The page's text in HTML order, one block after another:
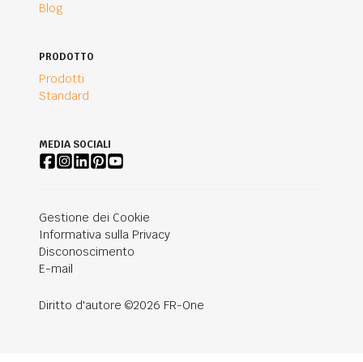
Blog
PRODOTTO
Prodotti
Standard
MEDIA SOCIALI
Gestione dei Cookie
Informativa sulla Privacy
Disconoscimento
E-mail
Diritto d'autore ©2026 FR-One